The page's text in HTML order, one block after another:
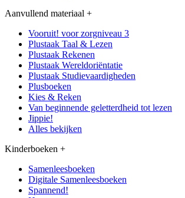
Aanvullend materiaal +
Vooruit! voor zorgniveau 3
Plustaak Taal & Lezen
Plustaak Rekenen
Plustaak Wereldoriëntatie
Plustaak Studievaardigheden
Plusboeken
Kies & Reken
Van beginnende geletterdheid tot lezen
Jippie!
Alles bekijken
Kinderboeken +
Samenleesboeken
Digitale Samenleesboeken
Spannend!